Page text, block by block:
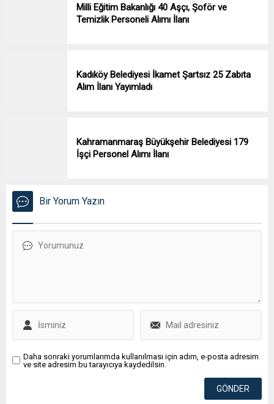
Milli Eğitim Bakanlığı 40 Aşçı, Şoför ve
Temizlik Personeli Alımı İlanı
Kadıköy Belediyesi İkamet Şartsız 25 Zabıta
Alım İlanı Yayımladı
Kahramanmaraş Büyükşehir Belediyesi 179
İşçi Personel Alımı İlanı
Bir Yorum Yazın
Daha sonraki yorumlarımda kullanılması için adım, e-posta adresim
ve site adresim bu tarayıcıya kaydedilsin.